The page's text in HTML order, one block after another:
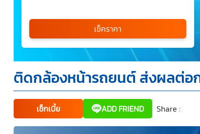
เลือกรุ่นรถ
กรุณาเลือก
*
ข้าพเจ้ารับทราบนโยบายคุ้มครองข้อมูลส่วนบุคคล และยินยอม
ให้บริษัท SILKSPAN อินชัวรันซ์ โบรกเกอร์เรจ จำกัด รวมถึง
บริษัทในเครือที่เกี่ยวข้องกัน ตลอดจนคู่ค้าทางธุรกิจและ/หรือ
พันธมิตรของบริษัทเหล่านี้ สามารถเก็บ ใช้ และ/หรือ เปิดเผย
ข้อมูลส่วนบุคคลและข้อมูลส่วนบุคคลที่มีความอ่อนไหวของ
ข้าพเจ้า เพื่อวัตถุประสงค์ในการดำเนินการติดต่อและนำเสนอ
ข้อมูลสำหรับการขายผลิตภัณฑ์ การจัดทำรายการส่งเสริมการ
ขายและการตลาด แจ้งสิทธิประโยชน์หรือข่าวสารต่างๆ แจ้ง
เช็คราคา
ติดกล้องหน้ารถยนต์ ส่งผลต่อก
เช็กเบี้ย ADD FRIEND Share :